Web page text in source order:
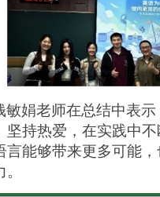
敏娟老师在总结中表
坚持热爱，在实践中
言能够带来更多可能